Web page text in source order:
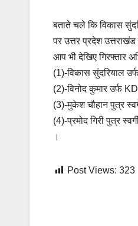
बताते चले कि विकास
पर उत्तर प्रदेश
आप भी देखिए गिरफ्तार
(1)-विकास सुंदरियाल
(2)-विनोद कुमार उर्फ
(3)-मुकेश चौहान पुत्र
(4)-प्रमोद गिरी पुत्र
।
Post Views: 323